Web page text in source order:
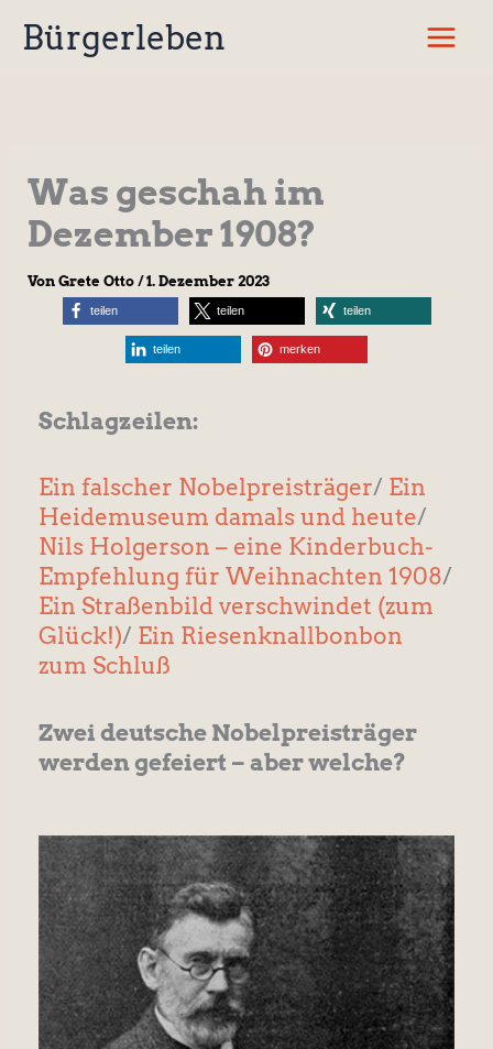
InhaltBürgerleben
Was geschah im
Dezember 1908?
Von Grete Otto /1. Dezember 2023
teilen teilen teilen
teilen merken
Schlagzeilen:
Ein falscher Nobelpreisträger/ Ein
Heidemuseum damals und heute/
Nils Holgerson – eine Kinderbuch-
Empfehlung für Weihnachten 1908/
Ein Straßenbild verschwindet (zum
Glück!)/ Ein Riesenknallbonbon
zum Schluß
Zwei deutsche Nobelpreisträger
werden gefeiert – aber welche?